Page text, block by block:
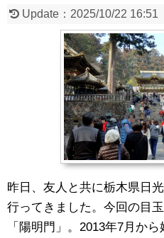
Update： 2025/10/22 16:51
昨日、友人と共に栃木県日
行ってきました。今回の目
「陽明門」。2013年7月か